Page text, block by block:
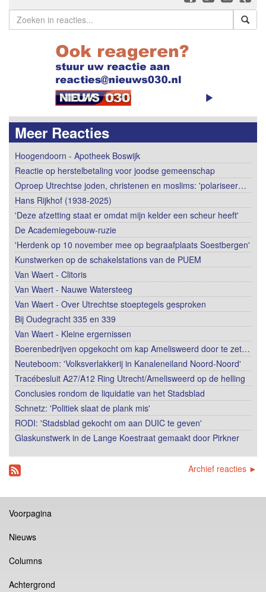
Meer Reacties
Hoogendoorn - Apotheek Boswijk
Reactie op herstelbetaling voor joodse gemeenschap
Oproep Utrechtse joden, christenen en moslims: 'polariseer…
Hans Rijkhof (1938-2025)
'Deze afzetting staat er omdat mijn kelder een scheur heeft'
De Academiegebouw-ruzie
'Herdenk op 10 november mee op begraafplaats Soestbergen'
Kunstwerken op de schakelstations van de PUEM
Van Waert - Clitoris
Van Waert - Nauwe Watersteeg
Van Waert - Over Utrechtse stoeptegels gesproken
Bij Oudegracht 335 en 339
Van Waert - Kleine ergernissen
Boerenbedrijven opgekocht om kap Amelisweerd door te zet…
Neuteboom: 'Volksverlakkerij in Kanaleneiland Noord-Noord'
Tracébesluit A27/A12 Ring Utrecht/Amelisweerd op de helling
Conclusies rondom de liquidatie van het Stadsblad
Schnetz: 'Politiek slaat de plank mis'
RODI: 'Stadsblad gekocht om aan DUIC te geven'
Glaskunstwerk in de Lange Koestraat gemaakt door Pirkner
Archief reacties ►
Voorpagina
Nieuws
Columns
Achtergrond